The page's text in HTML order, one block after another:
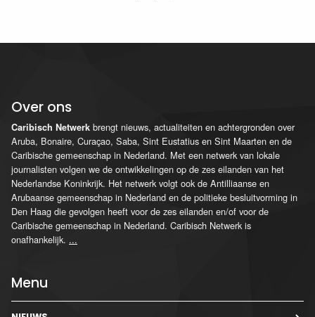
Over ons
Caribisch Netwerk brengt nieuws, actualiteiten en achtergronden over
Aruba, Bonaire, Curaçao, Saba, Sint Eustatius en Sint Maarten en de
Caribische gemeenschap in Nederland. Met een netwerk van lokale
journalisten volgen we de ontwikkelingen op de zes eilanden van het
Nederlandse Koninkrijk. Het netwerk volgt ook de Antilliaanse en
Arubaanse gemeenschap in Nederland en de politieke besluitvorming in
Den Haag die gevolgen heeft voor de zes eilanden en/of voor de
Caribische gemeenschap in Nederland. Caribisch Netwerk is
onafhankelijk. ...
Menu